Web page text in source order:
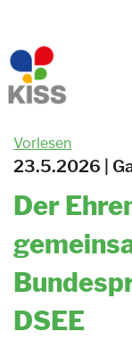
Vorlesen
23.5.2026 |
Der
DSEE